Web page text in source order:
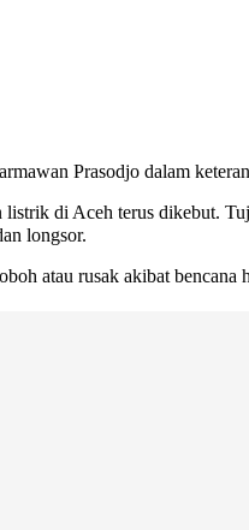
Prasodjo dalam
di Aceh terus dikebut.
longsor.
atau rusak akibat